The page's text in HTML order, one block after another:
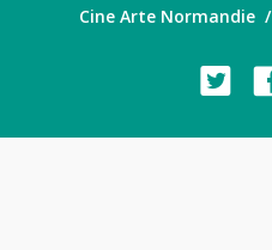
Cine Arte Normandie